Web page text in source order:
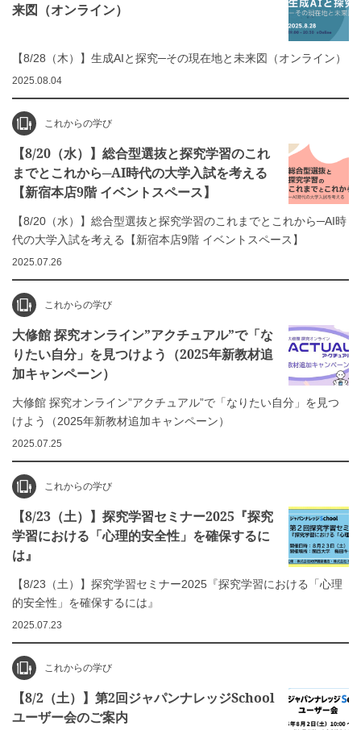
来図（オンライン）
【8/28（木）】生成AIと探究─その現在地と未来図（オンライン）
2025.08.04
これからの学び
【8/20（水）】総合型選抜と探究学習のこれ
までとこれから─AI時代の大学入試を考える
【新宿本店9階 イベントスペース】
【8/20（水）】総合型選抜と探究学習のこれまでとこれから─AI時
代の大学入試を考える【新宿本店9階 イベントスペース】
2025.07.26
これからの学び
大修館 探究オンライン”アクチュアル”で「な
りたい自分」を見つけよう（2025年新教材追
加キャンペーン）
大修館 探究オンライン”アクチュアル”で「なりたい自分」を見つ
けよう（2025年新教材追加キャンペーン）
2025.07.25
これからの学び
【8/23（土）】探究学習セミナー2025『探究
学習における「心理的安全性」を確保するに
は』
【8/23（土）】探究学習セミナー2025『探究学習における「心理
的安全性」を確保するには』
2025.07.23
これからの学び
【8/2（土）】第2回ジャパンナレッジSchool
ユーザー会のご案内